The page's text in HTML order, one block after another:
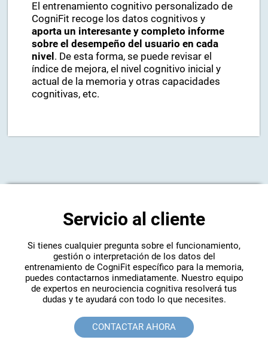
El entrenamiento cognitivo personalizado de
CogniFit recoge los datos cognitivos y
aporta un interesante y completo informe
sobre el desempeño del usuario en cada
nivel . De esta forma, se puede revisar el
índice de mejora, el nivel cognitivo inicial y
actual de la memoria y otras capacidades
cognitivas, etc.
Servicio al cliente
Si tienes cualquier pregunta sobre el funcionamiento,
gestión o interpretación de los datos del
entrenamiento de CogniFit específico para la memoria,
puedes contactarnos inmediatamente. Nuestro equipo
de expertos en neurociencia cognitiva resolverá tus
dudas y te ayudará con todo lo que necesites.
CONTACTAR AHORA